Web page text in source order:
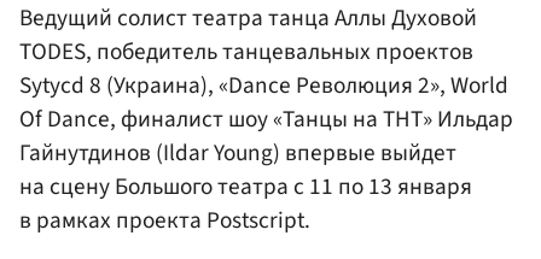
Ведущий солист театра танца Аллы Духовой
TODES, победитель танцевальных проектов
Sytycd 8 (Украина), «Dance Революция 2», World
Of Dance, финалист шоу «Танцы на ТНТ» Ильдар
Гайнутдинов (Ildar Young) впервые выйдет
на сцену Большого театра с 11 по 13 января
в рамках проекта Postscript.